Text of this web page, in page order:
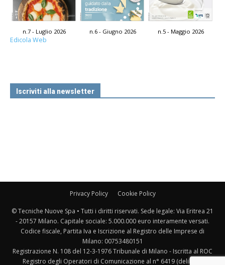
n.7 - Luglio 2026 n.6 - Giugno 2026 n.5 - Maggio 2026
Edicola Web
Iscriviti alla newsletter
Privacy Policy Cookie Policy
© Tecniche Nuove Spa • Tutti i diritti riservati. Sede legale: Via Eritrea 21
- 20157 Milano. Capitale sociale: 5.000.000 euro interamente versati.
Codice fiscale, Partita Iva e Iscrizione al Registro delle Imprese di
Milano: 00753480151
Registrazione N. 108 del 12-3-1976 Tribunale di Milano - Iscritta al ROC
Registro degli Operatori di Comunicazione al n° 6419 (delibera